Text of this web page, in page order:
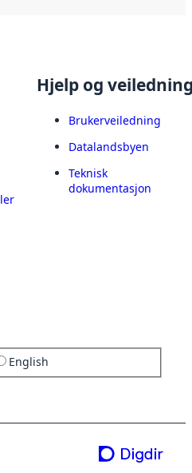
Hjelp og
Brukerveiledning
Datalandsbyen
Teknisk
dokumentasjon
English